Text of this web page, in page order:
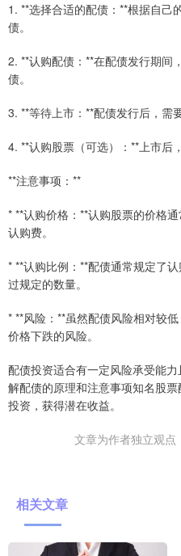
1. **选择合适的配债：**根据自己
债。
2. **认购配债：**在配债发行期间
债。
3. **等待上市：**配债发行后，需
4. **认购股票（可选）：**上市后
**注意事项：**
* **认购价格：**认购股票的价格
认购费。
* **认购比例：**配债通常规定了
过规定的数量。
* **风险：**虽然配债风险相对较
价格下跌的风险。
配债投资适合有一定风险承受能
解配债的原理和注意事项知名股
投资，获得潜在收益。
文章为作者独立观点
相关文章